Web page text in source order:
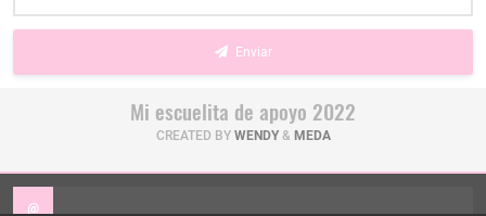
Enviar
Mi escuelita de apoyo 2022
CREATED BY WENDY& MEDA
@